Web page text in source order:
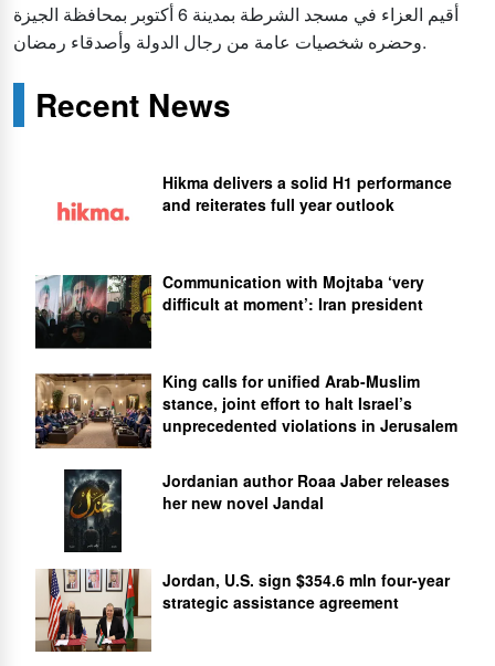
أقيم العزاء في مسجد الشرطة بمدينة 6 أكتوبر بمحافظة الجيزة
وحضره شخصيات عامة من رجال الدولة وأصدقاء رمضان.
Recent News
Hikma delivers a solid H1 performance
and reiterates full year outlook
Communication with Mojtaba ‘very
difficult at moment’: Iran president
King calls for unified Arab-Muslim
stance, joint effort to halt Israel’s
unprecedented violations in Jerusalem
Jordanian author Roaa Jaber releases
her new novel Jandal
Jordan, U.S. sign $354.6 mln four-year
strategic assistance agreement